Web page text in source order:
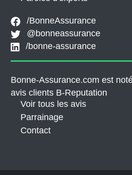
/BonneAssurance
@bonneassurance
/bonne-assurance
Bonne-Assurance.com est
avis clients B-Reputation
Voir tous les avis
Parrainage
Contact